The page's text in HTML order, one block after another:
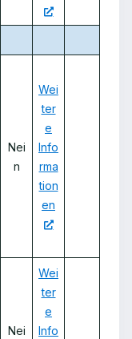
Nei
n
Wei
ter
e
Info
rma
tion
en
Nei
Wei
ter
e
Info